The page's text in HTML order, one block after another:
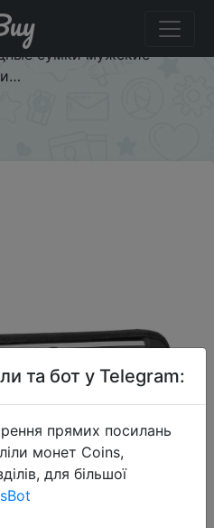
2020 Новая Мужская
студентов колледжа
сумки мужские
та бот у Telegram:
прямих посилань
монет Coins,
для більшої